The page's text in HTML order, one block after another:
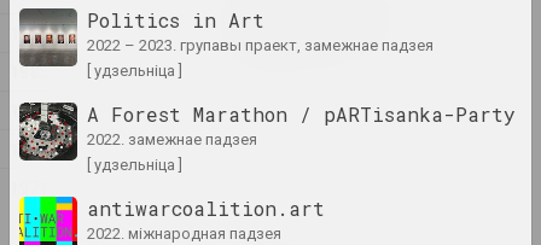
1987
1985
1984
1982
Нікалаеў, Арт Фестываль
Art Festival 2024
2024. штаб фестывалю
Аляксей Шлык
GOO
Леся Пчолка
Politics in Art
2022 – 2023. групавы праект, замежнае падзея
[ удзельніца ]
A Forest Marathon / pARTisanka-Party
2022. замежнае падзея
[ удзельніца ]
antiwarcoalition.art
2022. міжнародная падзея